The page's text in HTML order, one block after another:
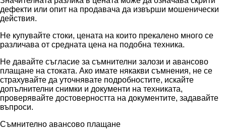
дефекти или опит на продавача да извърши мошенически
действия.
Не купувайте стоки, цената на които прекалено много се
различава от средната цена на подобна техника.
Не давайте съгласие за съмнителни залози и авансово
плащане на стоката. Ако имате някакви съмнения, не се
страхувайте да уточнявате подробностите, искайте
допълнителни снимки и документи на техниката,
проверявайте достоверността на документите, задавайте
въпроси.
Съмнително авансово плащане